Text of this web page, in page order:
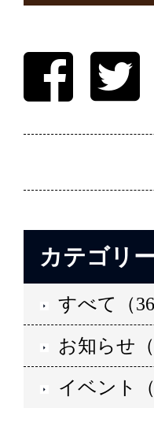
カテゴリ
すべて（36
お知らせ（
イベント（